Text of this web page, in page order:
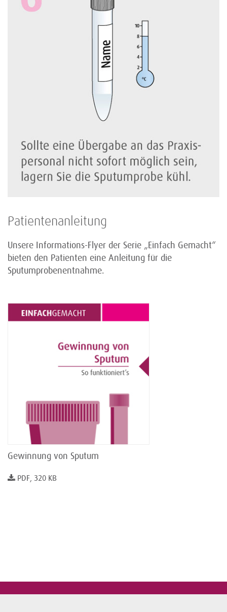
Patientenanleitung
Unsere Informations-Flyer der Serie „Einfach Gemacht“
bieten den Patienten eine Anleitung für die
Sputumprobenentnahme.
Gewinnung von Sputum
PDF, 320 KB